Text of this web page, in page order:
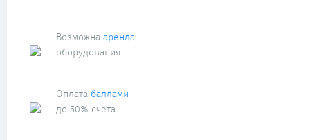
Возможна аренда
оборудования
Оплата баллами
до 50% счета